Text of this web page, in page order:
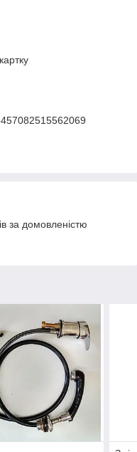
за домовленістю